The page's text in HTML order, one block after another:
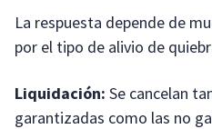
La respuesta depende de
por el tipo de alivio de
Liquidación: Se cancelan
garantizadas como las no